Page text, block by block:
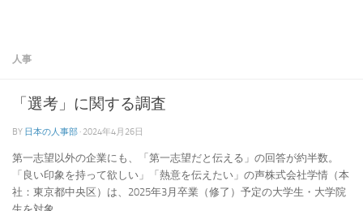
人事
「選考」に関する調査
BY 日本の人事部 · 2024年4月26日
第一志望以外の企業にも、「第一志望だと伝える」の回答が約半数。
「良い印象を持って欲しい」「熱意を伝えたい」の声株式会社学情（本
社：東京都中央区）は、2025年3月卒業（修了）予定の大学生・大学院